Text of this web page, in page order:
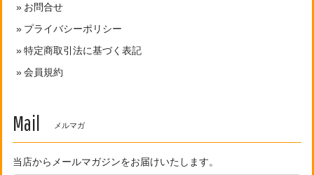
お問合せ
プライバシーポリシー
特定商取引法に基づく表記
会員規約
Mail メルマガ
当店からメールマガジンをお届けいたします。